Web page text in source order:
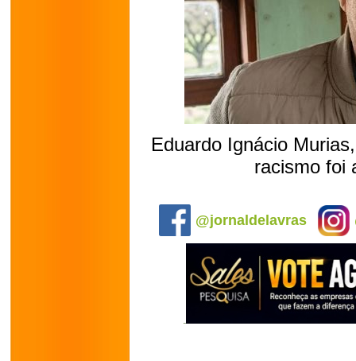
Eduardo Ignácio
racismo foi
@jornaldelavras